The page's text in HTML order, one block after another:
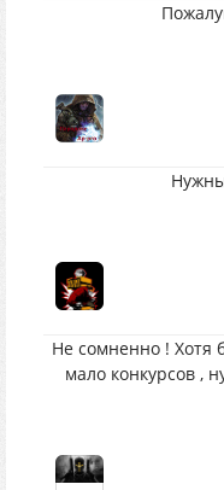
Не сомненно ! Хотя
мало конкурсов ,